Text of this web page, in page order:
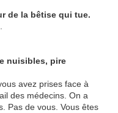
de la bêtise qui tue.
nuisibles, pire
avez prises face à
des médecins. On a
Pas de vous. Vous êtes